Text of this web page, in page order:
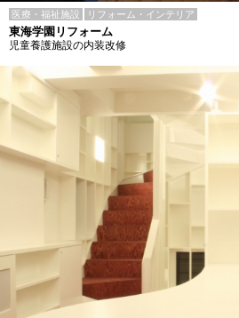
医療・福祉施設 リフォーム・インテリア
東海学園リフォーム
児童養護施設の内装改修